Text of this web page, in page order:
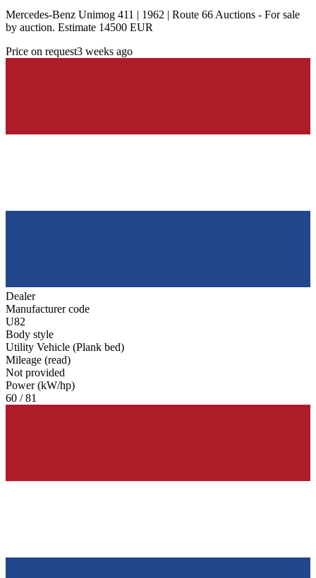
Mercedes-Benz Unimog 411 | 1962 | Route 66 Auctions - For sale
by auction. Estimate 14500 EUR
Price on request3 weeks ago
Dealer
Manufacturer code
U82
Body style
Utility Vehicle (Plank bed)
Mileage (read)
Not provided
Power (kW/hp)
60 / 81